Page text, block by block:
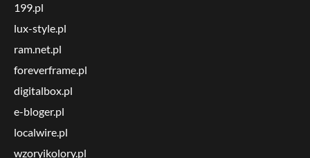
199.pl
lux-style.pl
ram.net.pl
foreverframe.pl
digitalbox.pl
e-bloger.pl
localwire.pl
wzoryikolory.pl